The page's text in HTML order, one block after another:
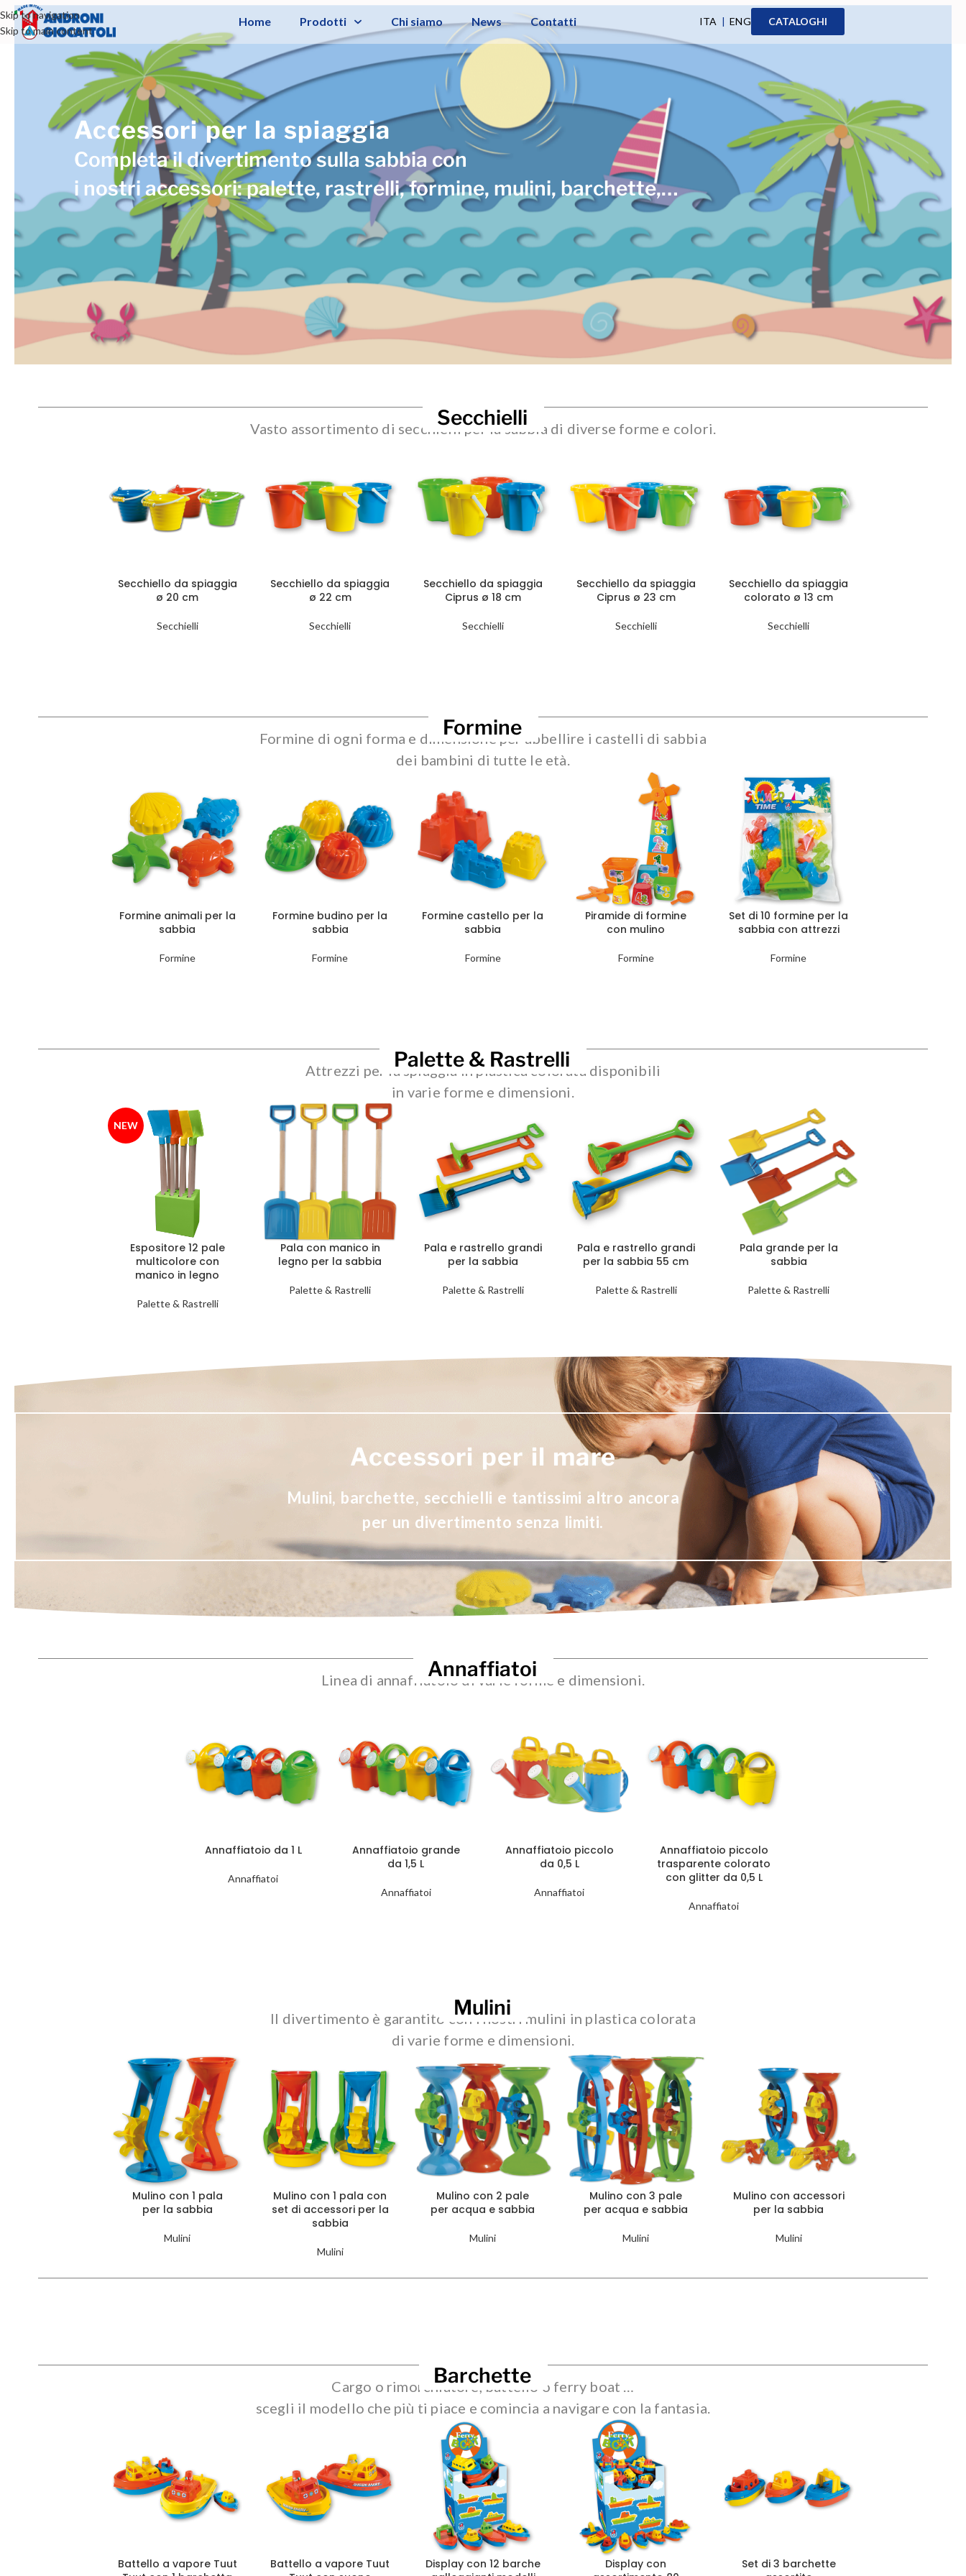
Skip to navigation
Skip to main content
Home Prodotti Chi siamo News Contatti ITA |ENG CATALOGHI
Accessori per la spiaggia
Completa il divertimento sulla sabbia con
i nostri accessori: palette, rastrelli, formine, mulini, barchette,…
Secchielli
Vasto assortimento di secchielli per la sabbia di diverse forme e colori.
Secchiello da spiaggia
ø 20 cm
Secchielli
Secchiello da spiaggia
ø 22 cm
Secchielli
Secchiello da spiaggia
Ciprus ø 18 cm
Secchielli
Secchiello da spiaggia
Ciprus ø 23 cm
Secchielli
Secchiello da spiaggia
colorato ø 13 cm
Secchielli
Formine
Formine di ogni forma e dimensione per abbellire i castelli di sabbia
dei bambini di tutte le età.
Formine animali per la
sabbia
Formine
Formine budino per la
sabbia
Formine
Formine castello per la
sabbia
Formine
Piramide di formine
con mulino
Formine
Set di 10 formine per la
sabbia con attrezzi
Formine
Palette & Rastrelli
Attrezzi per la spiaggia in plastica colorata disponibili
in varie forme e dimensioni.
NEW
Espositore 12 pale
multicolore con
manico in legno
Palette & Rastrelli
Pala con manico in
legno per la sabbia
Palette & Rastrelli
Pala e rastrello grandi
per la sabbia
Palette & Rastrelli
Pala e rastrello grandi
per la sabbia 55 cm
Palette & Rastrelli
Pala grande per la
sabbia
Palette & Rastrelli
Accessori per il mare
Mulini, barchette, secchielli e tantissimi altro ancora
per un divertimento senza limiti.
Annaffiatoi
Linea di annaffiatoio di varie forme e dimensioni.
Annaffiatoio da 1 L
Annaffiatoi
Annaffiatoio grande
da 1,5 L
Annaffiatoi
Annaffiatoio piccolo
da 0,5 L
Annaffiatoi
Annaffiatoio piccolo
trasparente colorato
con glitter da 0,5 L
Annaffiatoi
Mulini
Il divertimento è garantito con i nostri mulini in plastica colorata
di varie forme e dimensioni.
Mulino con 1 pala
per la sabbia
Mulini
Mulino con 1 pala con
set di accessori per la
sabbia
Mulini
Mulino con 2 pale
per acqua e sabbia
Mulini
Mulino con 3 pale
per acqua e sabbia
Mulini
Mulino con accessori
per la sabbia
Mulini
Barchette
Cargo o rimorchiatore, battello o ferry boat …
scegli il modello che più ti piace e comincia a navigare con la fantasia.
Battello a vapore Tuut
Battello a vapore Tuut
Display con 12 barche
Display con
Set di 3 barchette